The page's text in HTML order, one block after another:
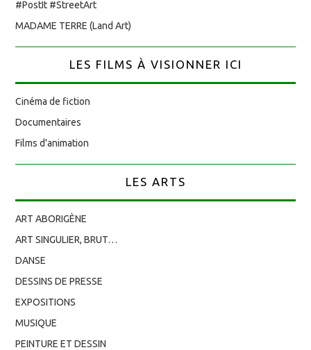
#PostIt #StreetArt
MADAME TERRE (Land Art)
LES FILMS À VISIONNER ICI
Cinéma de fiction
Documentaires
Films d'animation
LES ARTS
ART ABORIGÈNE
ART SINGULIER, BRUT…
DANSE
DESSINS DE PRESSE
EXPOSITIONS
MUSIQUE
PEINTURE ET DESSIN